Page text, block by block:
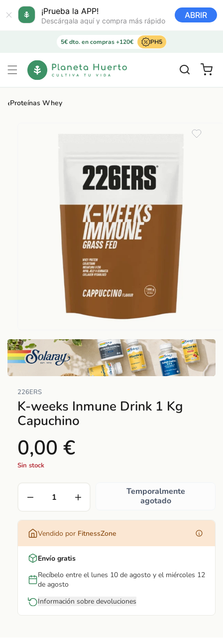
¡Prueba la APP!
Descárgala aquí y compra más rápido
ABRIR
directamente
al contenido
5€ dto. en compras +120€ PH5
Carrito
‹Proteínas Whey
elemento
multimedia
en
una
ventana
modal
226ERS
K-weeks Inmune Drink 1 Kg
Capuchino
0,00 €
Sin stock
Temporalmente
agotado
Vendido por FitnessZone
Envío gratis
Recíbelo entre el lunes 10 de agosto y el miércoles 12
de agosto
Información sobre devoluciones